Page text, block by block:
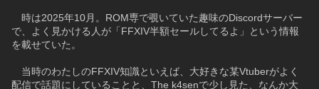
時は2025年10月。ROM専で覗いていた趣味のDiscordサーバー
で、よく見かける人が「FFXIV半額セールしてるよ」という情報
を載せていた。
当時のわたしのFFXIV知識といえば、大好きな某Vtuberがよく
配信で話題にしていることと、The k4senで少し見た、なんか大